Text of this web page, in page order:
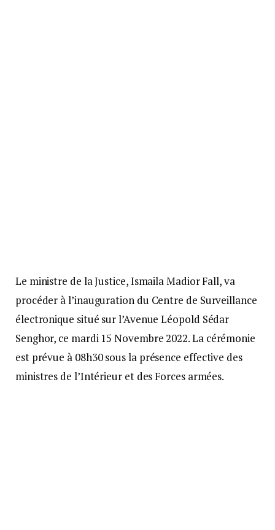
Le ministre de la Justice, Ismaila Madior Fall, va
procéder à l’inauguration du Centre de Surveillance
électronique situé sur l’Avenue Léopold Sédar
Senghor, ce mardi 15 Novembre 2022. La cérémonie
est prévue à 08h30 sous la présence effective des
ministres de l’Intérieur et des Forces armées.